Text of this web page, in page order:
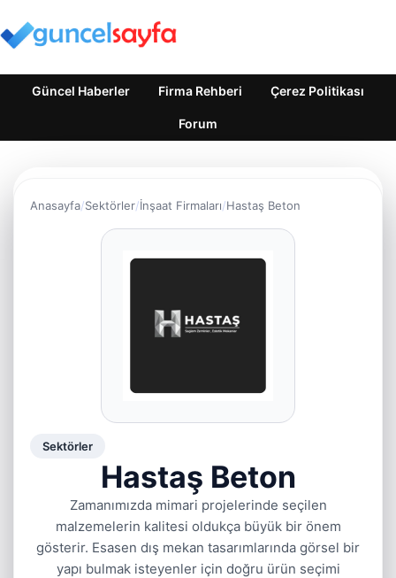
Güncel Haberler Firma Rehberi Çerez Politikası
Forum
Anasayfa Sektörler İnşaat Firmaları Hastaş Beton
Sektörler
Hastaş Beton
Zamanımızda mimari projelerinde seçilen
malzemelerin kalitesi oldukça büyük bir önem
gösterir. Esasen dış mekan tasarımlarında görsel bir
yapı bulmak isteyenler için doğru ürün seçimi